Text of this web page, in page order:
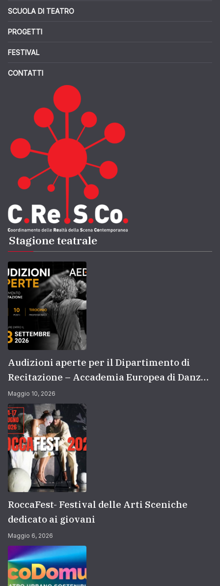
SCUOLA DI TEATRO
PROGETTI
FESTIVAL
CONTATTI
Stagione teatrale
Audizioni aperte per il Dipartimento di
Recitazione – Accademia Europea di Danza
(2026/2027) | Scuola di recitazione a Roma
Maggio 10, 2026
RoccaFest- Festival delle Arti Sceniche
dedicato ai giovani
Maggio 6, 2026